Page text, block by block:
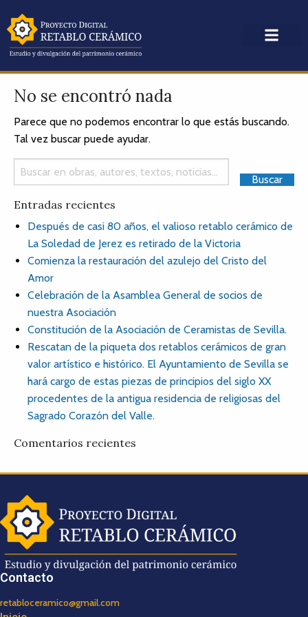
No se encontró nada
Parece que no podemos encontrar lo que estás buscando.
Tal vez buscar puede ayudar.
Entradas recientes
Después de casi 80 años, el valioso retablo cerámico de
La Soledad de Jerez es retirado de la Victoria
Comienza la restauración del azulejo del Cristo del
Amor
Celebración de la Asamblea General de socios de
nuestra Asociación
Constitución de la Asociación de Ceramistas de Sevilla.
Rescatan de la piqueta dos retablos cerámicos de gran
valor artístico e histórico. El Ayuntamiento de Sevilla se
hará cargo de estas piezas de principios del siglo XX
procedentes de la antigua residencia de religiosas del
Sagrado Corazón del Valle.
Comentarios recientes
Contacto
retabloceramico@gmail.com